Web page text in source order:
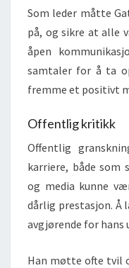
Som leder måtte
på, og sikre at alle
åpen
samtaler for å ta
fremme et positivt
Offentlig kritikk
Offentlig
karriere, både
og media kunne
dårlig prestasjon. Å
avgjørende for hans
Han møtte ofte tvil